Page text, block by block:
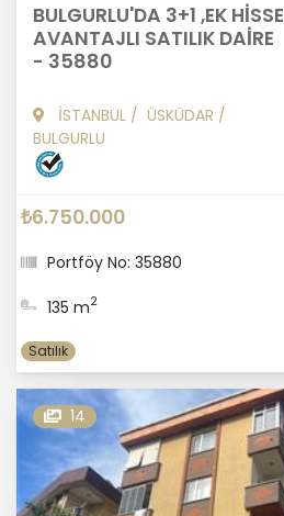
BULGURLU'DA 3+1 ,EK HİSSE
AVANTAJLI SATILIK DAİRE
- 35880
İSTANBUL / ÜSKÜDAR /
BULGURLU
₺6.750.000
Portföy No: 35880
135 m2
Satılık
14